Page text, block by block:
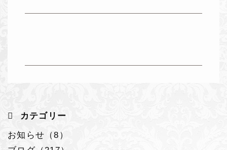
カテゴリー
お知らせ（8）